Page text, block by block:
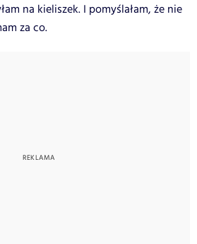
na kieliszek. I pomyślałam, że nie
za co.